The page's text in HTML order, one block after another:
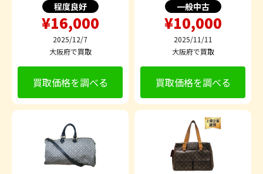
程度良好
¥16,000
2025/12/7
大阪府で買取
買取価格を調べる
一般中古
¥10,000
2025/11/11
大阪府で買取
買取価格を調べる